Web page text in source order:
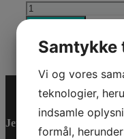
SEA-
DOO
POLO
H/M
TG/XL
antal
Reservedele
Jet-Trade Powersport
Vi og vores
teknologier,
indsamle
formål,